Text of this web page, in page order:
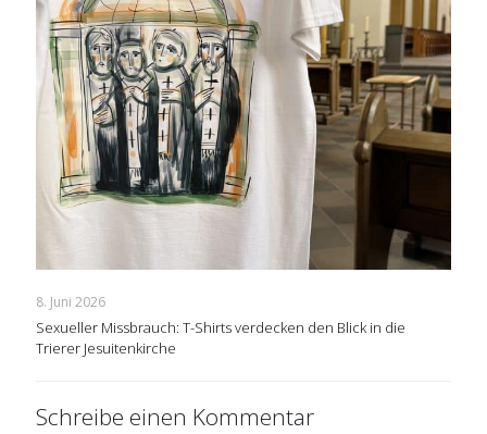
8. Juni 2026
Sexueller Missbrauch: T-Shirts verdecken den Blick in die
Trierer Jesuitenkirche
Schreibe einen Kommentar